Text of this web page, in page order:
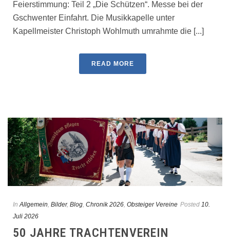
Feierstimmung: Teil 2 „Die Schützen“. Messe bei der
Gschwenter Einfahrt. Die Musikkapelle unter
Kapellmeister Christoph Wohlmuth umrahmte die [...]
READ MORE
In Allgemein, Bilder, Blog, Chronik 2026, Obsteiger Vereine Posted 10.
Juli 2026
50 JAHRE TRACHTENVEREIN